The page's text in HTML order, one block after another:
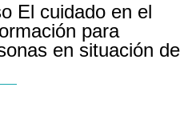
El cuidado en el
para
en situación de